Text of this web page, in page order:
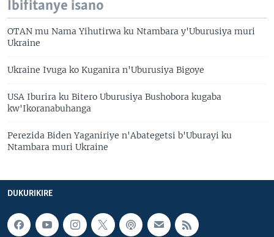
Ibifitanye isano
OTAN mu Nama Yihutirwa ku Ntambara y'Uburusiya muri
Ukraine
Ukraine Ivuga ko Kuganira n'Uburusiya Bigoye
USA Iburira ku Bitero Uburusiya Bushobora kugaba
kw'Ikoranabuhanga
Perezida Biden Yaganiriye n'Abategetsi b'Uburayi ku
Ntambara muri Ukraine
DUKURIKIRE